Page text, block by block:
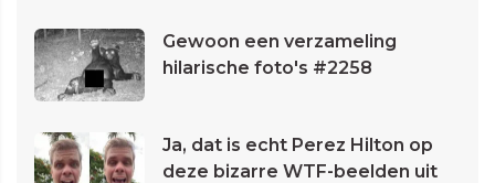
Gewoon een verzameling
hilarische foto's #2258
Ja, dat is echt Perez Hilton op
deze bizarre WTF-beelden uit